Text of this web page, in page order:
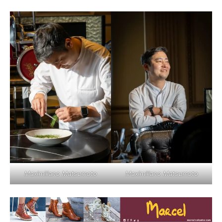
Maximiliano Matsumoto Maximiliano Matsumoto